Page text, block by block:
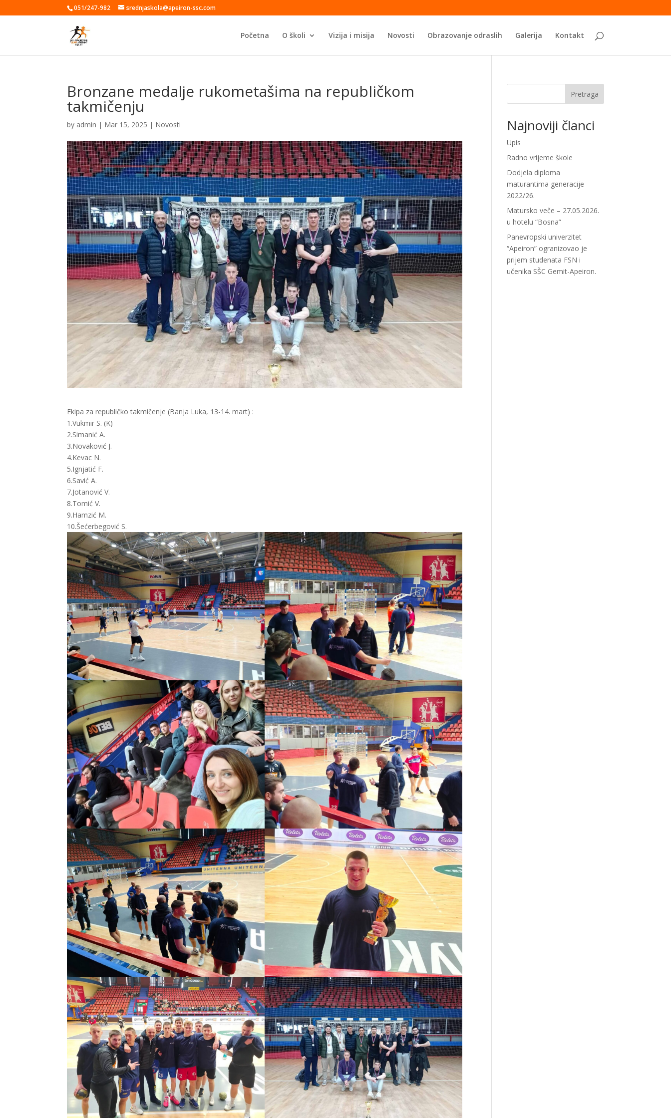
051/247-982 srednjaskola@apeiron-ssc.com
Početna O školi Vizija i misija Novosti Obrazovanje odraslih Galerija Kontakt
Bronzane medalje rukometašima na republičkom
takmičenju
by admin | Mar 15, 2025 | Novosti
Ekipa za republičko takmičenje (Banja Luka, 13-14. mart) :
1.Vukmir S. (K)
2.Simanić A.
3.Novaković J.
4.Kevac N.
5.Ignjatić F.
6.Savić A.
7.Jotanović V.
8.Tomić V.
9.Hamzić M.
10.Šećerbegović S.
Pretraga
Najnoviji članci
Upis
Radno vrijeme škole
Dodjela diploma
maturantima generacije
2022/26.
Matursko veče – 27.05.2026.
u hotelu “Bosna”
Panevropski univerzitet
“Apeiron” ogranizovao je
prijem studenata FSN i
učenika SŠC Gemit-Apeiron.